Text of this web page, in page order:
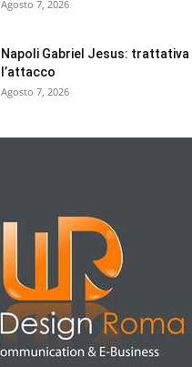
Agosto 7, 2026
Napoli Gabriel Jesus: trattativa
l’attacco
Agosto 7, 2026